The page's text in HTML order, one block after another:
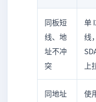
同板短
线、地
址不冲
突
单
线
上
同地址
使